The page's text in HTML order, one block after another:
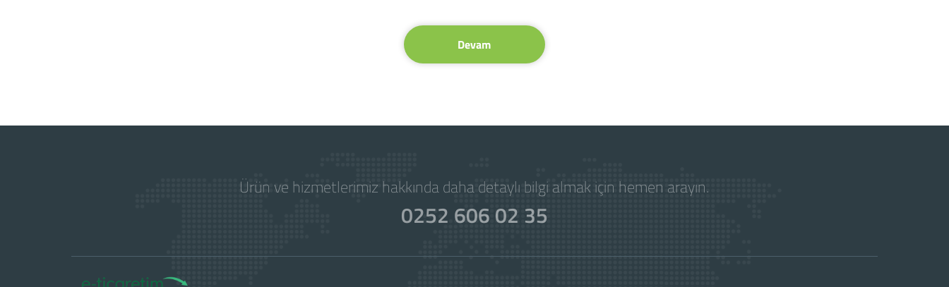
Devam
Ürün ve hizmetlerimiz hakkında daha detaylı bilgi almak için hemen arayın.
0252 606 02 35